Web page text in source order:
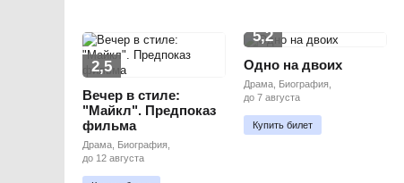
2,5
Вечер в стиле:
"Майкл". Предпоказ
фильма
Драма, Биография,
до 12 августа
5,2
Одно на двоих
Драма, Биография,
до 7 августа
Купить билет